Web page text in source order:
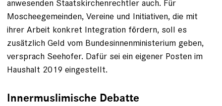
anwesenden Staatskirchenrechtler auch. Für
Moscheegemeinden, Vereine und Initiativen, die mit
ihrer Arbeit konkret Integration fördern, soll es
zusätzlich Geld vom Bundesinnenministerium geben,
versprach Seehofer. Dafür sei ein eigener Posten im
Haushalt 2019 eingestellt.
Innermuslimische Debatte